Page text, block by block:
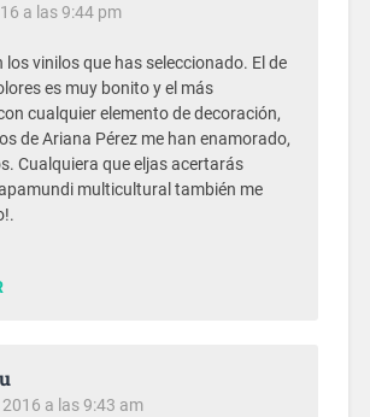
a las 9:44 pm
los vinilos que has seleccionado. El de
es muy bonito y el más
cualquier elemento de decoración,
de Ariana Pérez me han enamorado,
Cualquiera que eljas acertarás
multicultural también me
a las 9:43 am